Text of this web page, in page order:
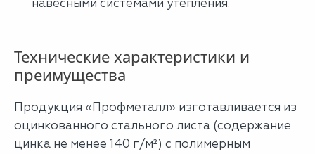
навесными системами утепления.
Технические характеристики и
преимущества
Продукция «Профметалл» изготавливается из
оцинкованного стального листа (содержание
цинка не менее 140 г/м²) с полимерным